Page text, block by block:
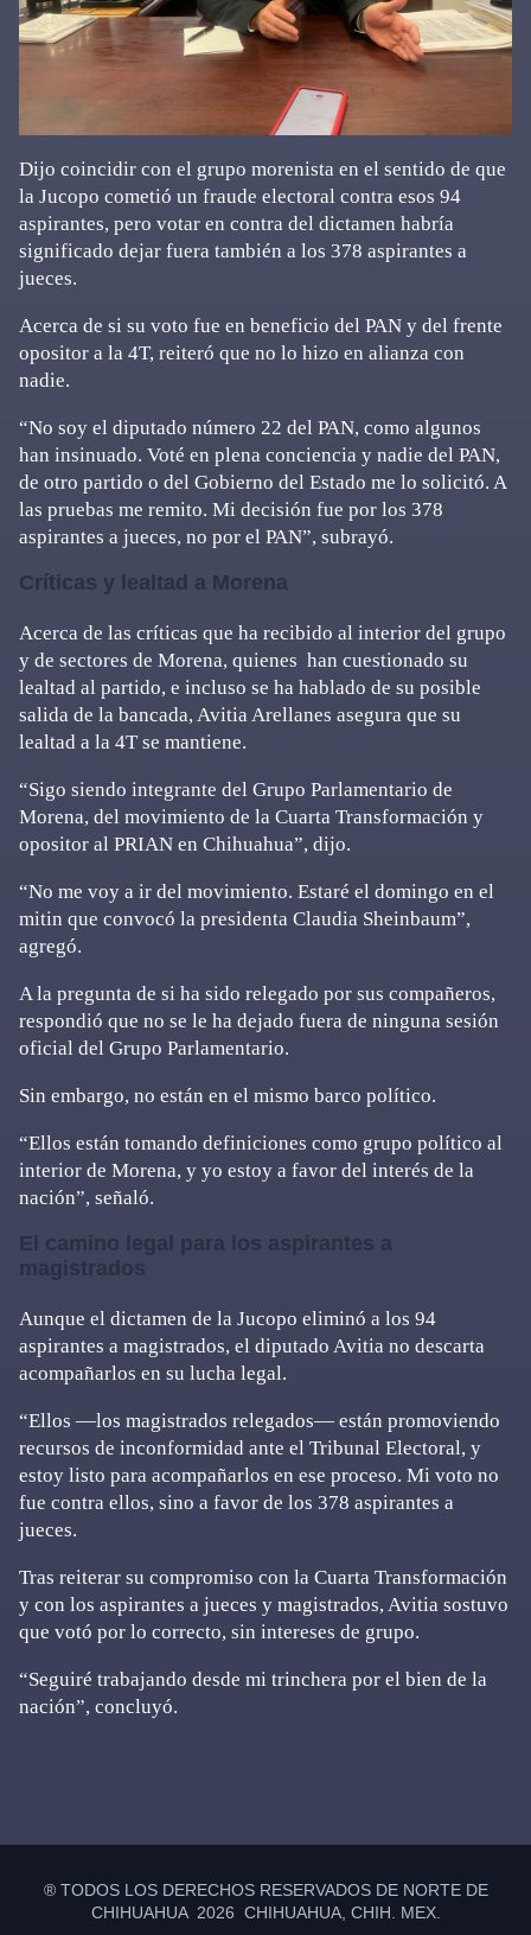
Dijo coincidir con el grupo morenista en el sentido de que
la Jucopo cometió un fraude electoral contra esos 94
aspirantes, pero votar en contra del dictamen habría
significado dejar fuera también a los 378 aspirantes a
jueces.
Acerca de si su voto fue en beneficio del PAN y del frente
opositor a la 4T, reiteró que no lo hizo en alianza con
nadie.
“No soy el diputado número 22 del PAN, como algunos
han insinuado. Voté en plena conciencia y nadie del PAN,
de otro partido o del Gobierno del Estado me lo solicitó. A
las pruebas me remito. Mi decisión fue por los 378
aspirantes a jueces, no por el PAN”, subrayó.
Críticas y lealtad a Morena
Acerca de las críticas que ha recibido al interior del grupo
y de sectores de Morena, quienes han cuestionado su
lealtad al partido, e incluso se ha hablado de su posible
salida de la bancada, Avitia Arellanes asegura que su
lealtad a la 4T se mantiene.
“Sigo siendo integrante del Grupo Parlamentario de
Morena, del movimiento de la Cuarta Transformación y
opositor al PRIAN en Chihuahua”, dijo.
“No me voy a ir del movimiento. Estaré el domingo en el
mitin que convocó la presidenta Claudia Sheinbaum”,
agregó.
A la pregunta de si ha sido relegado por sus compañeros,
respondió que no se le ha dejado fuera de ninguna sesión
oficial del Grupo Parlamentario.
Sin embargo, no están en el mismo barco político.
“Ellos están tomando definiciones como grupo político al
interior de Morena, y yo estoy a favor del interés de la
nación”, señaló.
El camino legal para los aspirantes a
magistrados
Aunque el dictamen de la Jucopo eliminó a los 94
aspirantes a magistrados, el diputado Avitia no descarta
acompañarlos en su lucha legal.
“Ellos —los magistrados relegados— están promoviendo
recursos de inconformidad ante el Tribunal Electoral, y
estoy listo para acompañarlos en ese proceso. Mi voto no
fue contra ellos, sino a favor de los 378 aspirantes a
jueces.
Tras reiterar su compromiso con la Cuarta Transformación
y con los aspirantes a jueces y magistrados, Avitia sostuvo
que votó por lo correcto, sin intereses de grupo.
“Seguiré trabajando desde mi trinchera por el bien de la
nación”, concluyó.
® TODOS LOS DERECHOS RESERVADOS DE NORTE DE
CHIHUAHUA 2026 CHIHUAHUA, CHIH. MEX.